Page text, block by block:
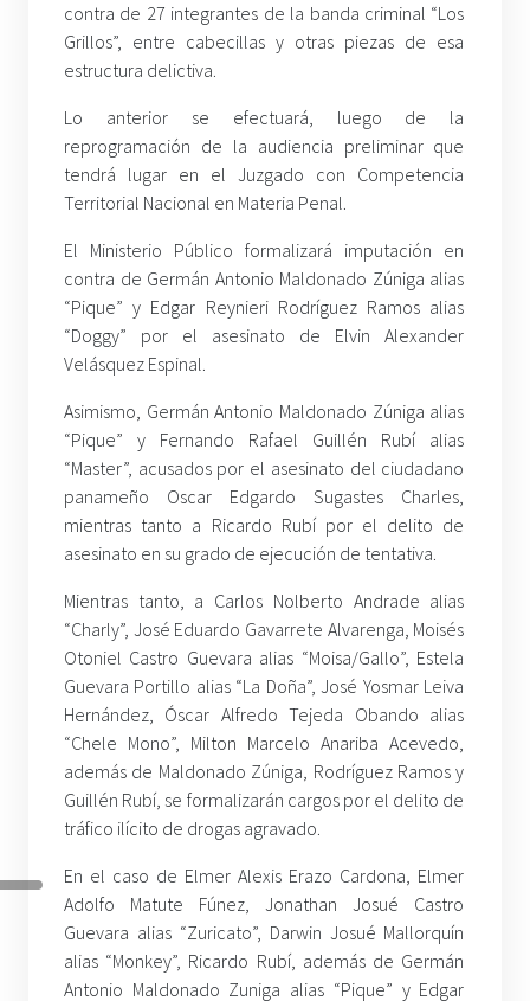
contra de 27 integrantes de la banda criminal “Los
Grillos”, entre cabecillas y otras piezas de esa
estructura delictiva.
Lo anterior se efectuará, luego de la
reprogramación de la audiencia preliminar que
tendrá lugar en el Juzgado con Competencia
Territorial Nacional en Materia Penal.
El Ministerio Público formalizará imputación en
contra de Germán Antonio Maldonado Zúniga alias
“Pique” y Edgar Reynieri Rodríguez Ramos alias
“Doggy” por el asesinato de Elvin Alexander
Velásquez Espinal.
Asimismo, Germán Antonio Maldonado Zúniga alias
“Pique” y Fernando Rafael Guillén Rubí alias
“Master”, acusados por el asesinato del ciudadano
panameño Oscar Edgardo Sugastes Charles,
mientras tanto a Ricardo Rubí por el delito de
asesinato en su grado de ejecución de tentativa.
Mientras tanto, a Carlos Nolberto Andrade alias
“Charly”, José Eduardo Gavarrete Alvarenga, Moisés
Otoniel Castro Guevara alias “Moisa/Gallo”, Estela
Guevara Portillo alias “La Doña”, José Yosmar Leiva
Hernández, Óscar Alfredo Tejeda Obando alias
“Chele Mono”, Milton Marcelo Anariba Acevedo,
además de Maldonado Zúniga, Rodríguez Ramos y
Guillén Rubí, se formalizarán cargos por el delito de
tráfico ilícito de drogas agravado.
En el caso de Elmer Alexis Erazo Cardona, Elmer
Adolfo Matute Fúnez, Jonathan Josué Castro
Guevara alias “Zuricato”, Darwin Josué Mallorquín
alias “Monkey”, Ricardo Rubí, además de Germán
Antonio Maldonado Zuniga alias “Pique” y Edgar